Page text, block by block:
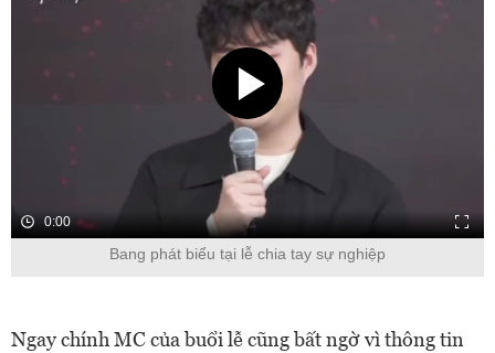
0:00
Bang phát biểu tại lễ chia tay sự nghiệp
Ngay chính MC của buổi lễ cũng bất ngờ vì thông tin